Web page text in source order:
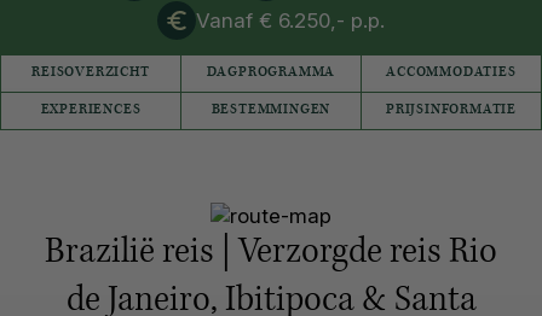
Vanaf € 6.250,- p.p.
REISOVERZICHT DAGPROGRAMMA ACCOMMODATIES
EXPERIENCES BESTEMMINGEN PRIJSINFORMATIE
Brazilië reis | Verzorgde reis Rio
de Janeiro, Ibitipoca & Santa